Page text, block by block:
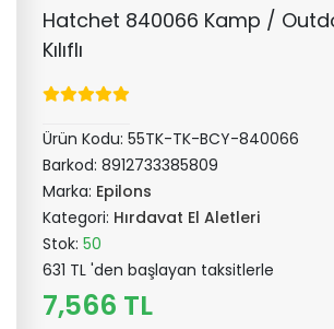
Hatchet 840066 Kamp /
Kılıflı
Ürün Kodu: 55TK-TK-BCY-840066
Barkod: 8912733385809
Marka: Epilons
Kategori: Hırdavat El Aletleri
Stok: 50
631 TL 'den başlayan taksitlerle
7,566 TL